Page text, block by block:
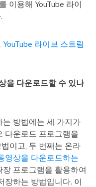
이용해 YouTube 라이
라이브 스트림
을 다운로드할 수 있나
는 방법에는 세 가지가
다운로드 프로그램을
이고, 두 번째는 온라
영상을 다운로드하는
프로그램을 활용하여
장하는 방법입니다. 이